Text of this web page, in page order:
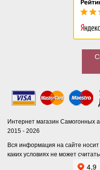
Интернет магазин Самогонных
2015 - 2026
Вся информация на сайте
каких условиях не может